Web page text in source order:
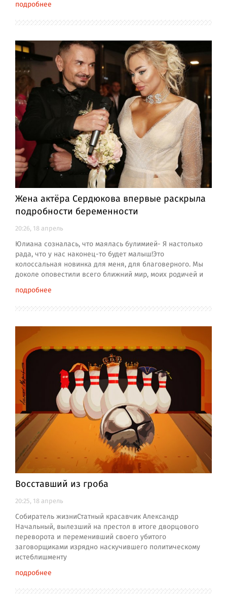
подробнее
Жена актёра Сердюкова впервые раскрыла
подробности беременности
20:26, 18 апрель
Юлиана созналась, что маялась булимией- Я настолько
рада, что у нас наконец-то будет малыш!Это
колоссальная новинка для меня, для благоверного. Мы
доколе оповестили всего ближний мир, моих родичей и
подробнее
Восставший из гроба
20:25, 18 апрель
Собиратель жизниСтатный красавчик Александр
Начальный, вылезший на престол в итоге дворцового
переворота и переменивший своего убитого
заговорщиками изрядно наскучившего политическому
истеблишменту
подробнее